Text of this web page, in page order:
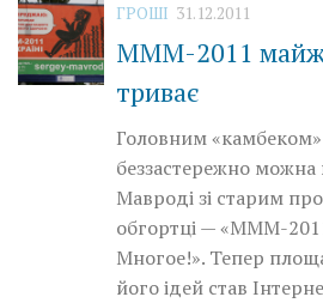
ГРОШІ 31.12.2011
МММ-2011 майже
триває
Головним
беззастережно можна
Мавроді зі старим
обгортці — «МММ-
Многое!». Тепер
його ідей став